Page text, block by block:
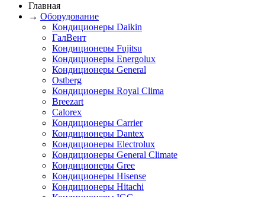
Главная
→ Оборудование
Кондиционеры Daikin
ГалВент
Кондиционеры Fujitsu
Кондиционеры Energolux
Кондиционеры General
Ostberg
Кондиционеры Royal Clima
Breezart
Calorex
Кондиционеры Carrier
Кондиционеры Dantex
Кондиционеры Electrolux
Кондиционеры General Climate
Кондиционеры Gree
Кондиционеры Hisense
Кондиционеры Hitachi